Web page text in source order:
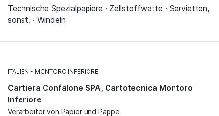
Technische Spezialpapiere · Zellstoffwatte · Servietten,
sonst. · Windeln
ITALIEN MONTORO INFERIORE
Cartiera Confalone SPA, Cartotecnica Montoro
Inferiore
Verarbeiter von Papier und Pappe